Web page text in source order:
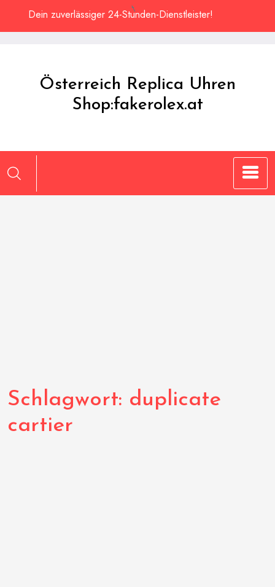
Dein zuverlässiger 24-Stunden-Dienstleister!
Österreich Replica Uhren
Shop:fakerolex.at
Schlagwort: duplicate
cartier